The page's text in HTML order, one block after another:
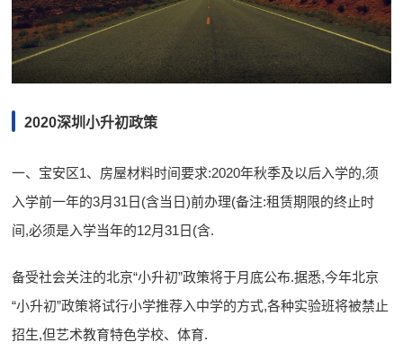
2020深圳小升初政策
一、宝安区1、房屋材料时间要求:2020年秋季及以后入学的,须
入学前一年的3月31日(含当日)前办理(备注:租赁期限的终止时
间,必须是入学当年的12月31日(含.
备受社会关注的北京“小升初”政策将于月底公布.据悉,今年北京
“小升初”政策将试行小学推荐入中学的方式,各种实验班将被禁止
招生,但艺术教育特色学校、体育.